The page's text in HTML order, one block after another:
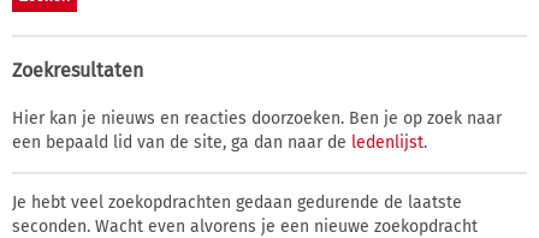
Zoekresultaten
Hier kan je nieuws en reacties doorzoeken. Ben je op zoek naar
een bepaald lid van de site, ga dan naar de ledenlijst.
Je hebt veel zoekopdrachten gedaan gedurende de laatste
seconden. Wacht even alvorens je een nieuwe zoekopdracht